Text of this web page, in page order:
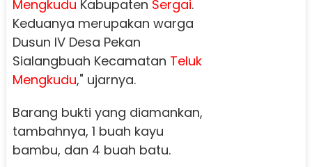
Mengkudu Kabupaten Sergai.
Keduanya merupakan warga
Dusun IV Desa Pekan
Sialangbuah Kecamatan Teluk
Mengkudu," ujarnya.
Barang bukti yang diamankan,
tambahnya, 1 buah kayu
bambu, dan 4 buah batu.